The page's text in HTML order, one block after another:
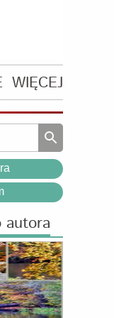
WIĘCEJ
autora